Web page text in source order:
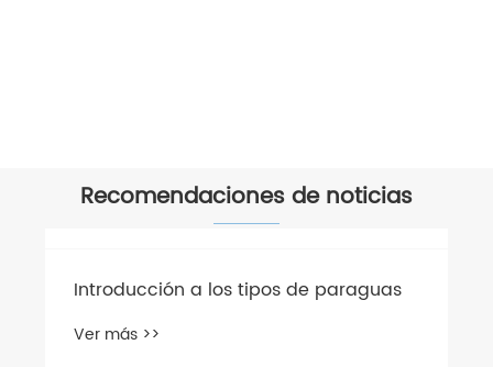
Recomendaciones de noticias